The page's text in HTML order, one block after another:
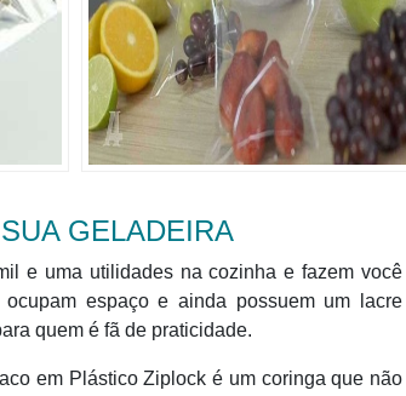
GELADEIRA
e uma utilidades na cozinha e fazem você
espaço e ainda possuem um lacre
quem é fã de praticidade.
em Plástico Ziplock é um coringa que não